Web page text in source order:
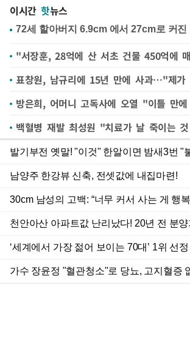
이시간 핫뉴스
"서장훈, 28억에 산 서초 건물 450억에
표창원, 남규리에 15년 만에 사과…"제가
방은희, 어머니 고독사에 오열 "이틀 만
백혈병 재발 최성원 "치료가 날 죽이는